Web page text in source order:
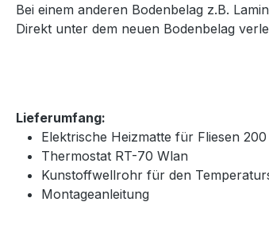
Bei einem anderen Bodenbelag z.B.
Direkt unter dem neuen Bodenbelag
Lieferumfang:
Elektrische Heizmatte für Fliesen
Thermostat RT-70 Wlan
Kunstoffwellrohr für den
Montageanleitung